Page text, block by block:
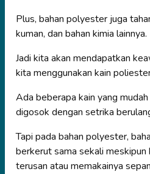
Plus, bahan polyester juga
kuman, dan bahan kimia lainnya.
Jadi kita akan mendapatkan
kita menggunakan kain
Ada beberapa kain yang
digosok dengan setrika
Tapi pada bahan polyester,
berkerut sama sekali
terusan atau memakainya